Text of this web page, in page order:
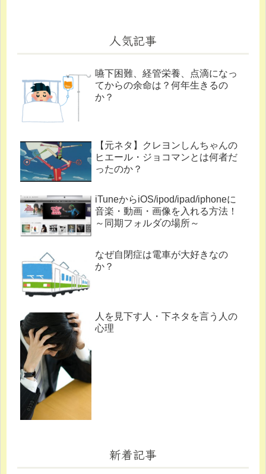
人気記事
嚥下困難、経管栄養、点滴になっ
てからの余命は？何年生きるの
か？
【元ネタ】クレヨンしんちゃんの
ヒエール・ジョコマンとは何者だ
ったのか？
iTuneからiOS/ipod/ipad/iphoneに
音楽・動画・画像を入れる方法！
～同期フォルダの場所～
なぜ自閉症は電車が大好きなの
か？
人を見下す人・下ネタを言う人の
心理
新着記事